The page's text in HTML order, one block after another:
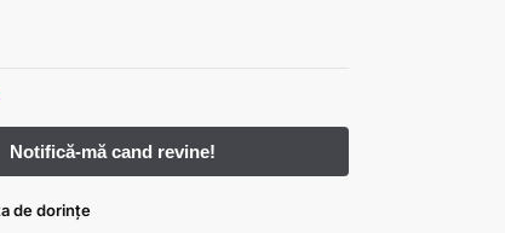
de dorințe